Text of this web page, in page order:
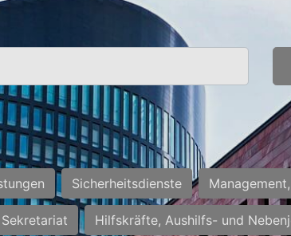
Sicherheitsdienste
Hilfskräfte, Aushilfs- und